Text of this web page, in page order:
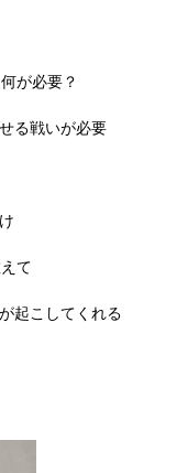
が必要？
る戦いが必要
て
起こしてくれる